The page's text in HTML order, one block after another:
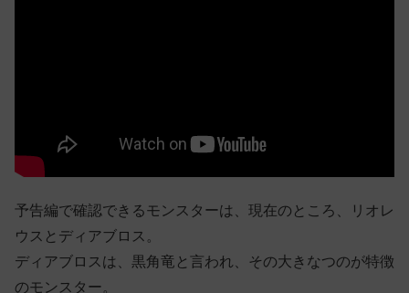
予告編で確認できるモンスターは、現在のところ、リオレ
ウスとディアブロス。
ディアブロスは、黒角竜と言われ、その大きなつのが特徴
のモンスター。